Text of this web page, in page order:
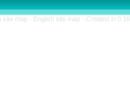
Persian site map -English